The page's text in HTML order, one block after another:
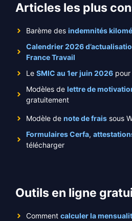
Articles les plus
Barème des indemnités
Calendrier 2026
France Travail
Le SMIC au 1er juin 2026
Modèles de lettre de
gratuitement
Modèle de note de frais sous
Formulaires Cerfa,
télécharger
Outils en ligne
Comment calculer la